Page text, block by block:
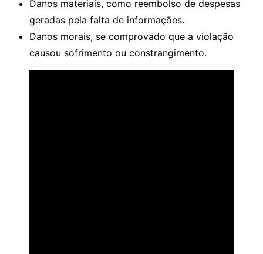
Danos materiais, como reembolso de despesas
geradas pela falta de informações.
Danos morais, se comprovado que a violação
causou sofrimento ou constrangimento.